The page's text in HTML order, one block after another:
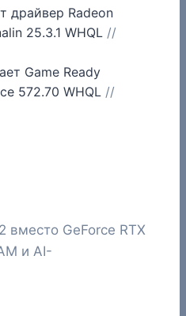
драйвер Radeon
25.3.1 WHQL //
Game Ready
572.70 WHQL //
вместо GeForce RTX
и AI-